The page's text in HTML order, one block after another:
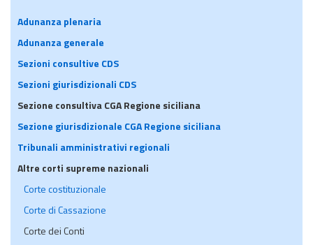
Adunanza plenaria
Adunanza generale
Sezioni consultive CDS
Sezioni giurisdizionali CDS
Sezione consultiva CGA Regione siciliana
Sezione giurisdizionale CGA Regione siciliana
Tribunali amministrativi regionali
Altre corti supreme nazionali
Corte costituzionale
Corte di Cassazione
Corte dei Conti